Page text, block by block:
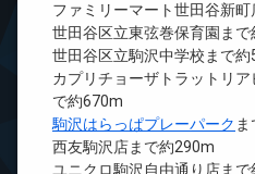
ファミリーマート世田谷新
世田谷区立東弦巻保育園ま
世田谷区立駒沢中学校まで約
カプリチョーザトラットリ
で約670m
駒沢はらっぱプレーパーク
西友駒沢店まで約290m
ユニクロ駒沢自由通り店ま